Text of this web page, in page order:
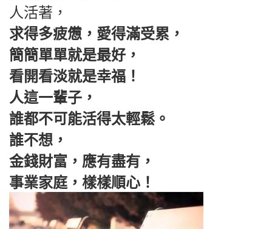
人活著，
求得多疲憊，愛得滿受累，
簡簡單單就是最好，
看開看淡就是幸福！
人這一輩子，
誰都不可能活得太輕鬆。
誰不想，
金錢財富，應有盡有，
事業家庭，樣樣順心！